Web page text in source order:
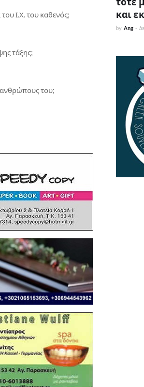
Ι.Χ. του καθενός;
τάξης;
του;
και
by Ang -